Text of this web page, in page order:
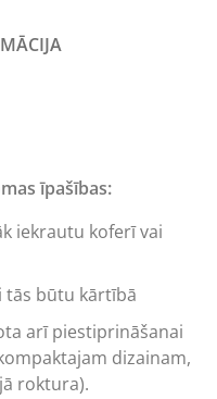
īpašības:
iekrautu koferī vai
tās būtu kārtībā
arī piestiprināšanai
dizainam,
roktura).